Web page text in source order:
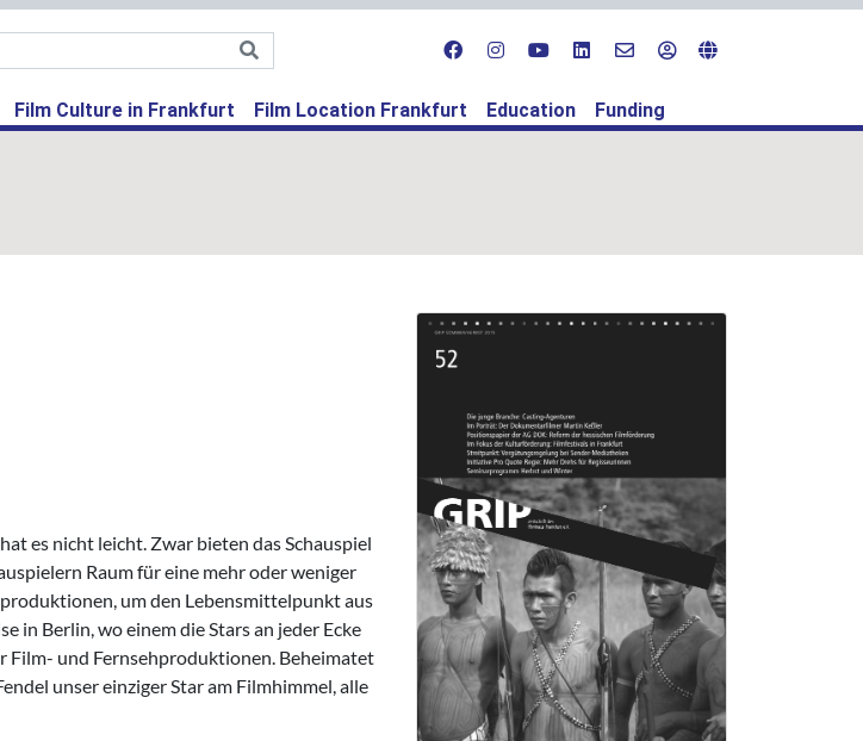
Film Culture in Frankfurt Film Location Frankfurt Education Funding
es nicht leicht. Zwar bieten das Schauspiel
Raum für eine mehr oder weniger
um den Lebensmittelpunkt aus
in Berlin, wo einem die Stars an jeder Ecke
Film- und Fernsehproduktionen. Beheimatet
unser einziger Star am Filmhimmel, alle